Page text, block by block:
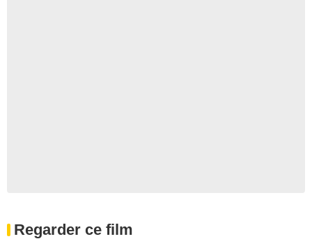
Regarder ce film